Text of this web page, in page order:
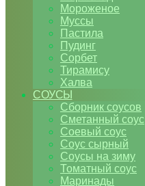
Мороженое
Муссы
Пастила
Пудинг
Сорбет
Тирамису
Халва
СОУСЫ
Сборник соусов
Сметанный соус
Соевый соус
Соус сырный
Соусы на зиму
Томатный соус
Маринады